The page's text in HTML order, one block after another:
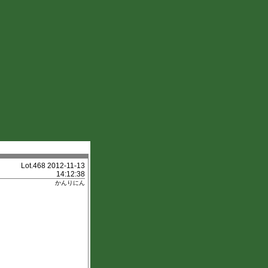
Lot.468 2012-11-13
14:12:38
かんりにん